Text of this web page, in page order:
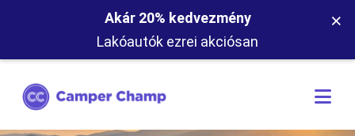
Akár 20% kedvezmény
Lakóautók ezrei akciósan
×